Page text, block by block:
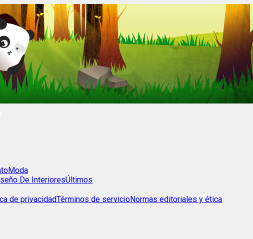
Moda
De InterioresÚltimos
de privacidadTérminos de servicioNormas editoriales y ética